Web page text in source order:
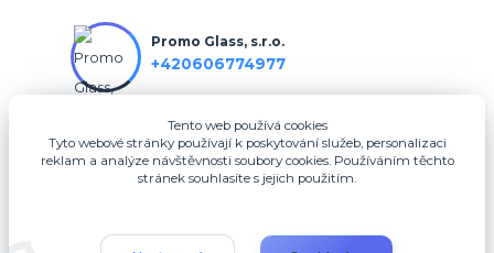
Promo Glass, s.r.o.
+420606774977
info@3dfotodarky.cz
Tento web používá cookies
Tyto webové stránky používají k poskytování služeb, personalizaci
reklam a analýze návštěvnosti soubory cookies. Používáním těchto
stránek souhlasíte s jejich použitím.